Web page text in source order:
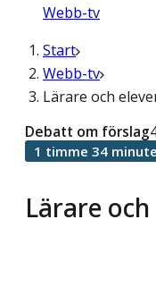
Webb-tv
Start
Webb-tv
Lärare och
Lärare
Debatt om förslag
1 timme 34